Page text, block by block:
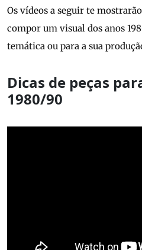
Os vídeos a seguir te
compor um visual dos anos
temática ou para a sua
Dicas de peças
1980/90